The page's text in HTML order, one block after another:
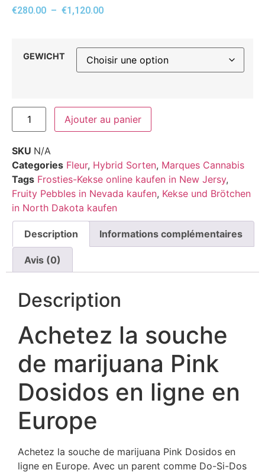
€280.00 – €1,120.00
GEWICHT
Ajouter au panier
SKU N/A
Categories Fleur, Hybrid Sorten, Marques Cannabis
Tags Frosties-Kekse online kaufen in New Jersy,
Fruity Pebbles in Nevada kaufen, Kekse und Brötchen
in North Dakota kaufen
Description Informations complémentaires
Avis (0)
Description
Achetez la souche
de marijuana Pink
Dosidos en ligne en
Europe
Achetez la souche de marijuana Pink Dosidos en
ligne en Europe. Avec un parent comme Do-Si-Dos